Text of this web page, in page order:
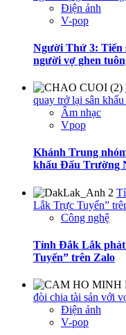
Điện ảnh
V-pop
Người Thứ 3: Tiến
người vợ ghen
quay trở lại sân
Âm nhạc
Vpop
Khánh Trung
khấu Đấu Trường
Lắk Trực Tuyến”
Công nghệ
Tỉnh Đắk Lắk
Tuyến” trên Zalo
đòi chia tài sản với
Điện ảnh
V-pop